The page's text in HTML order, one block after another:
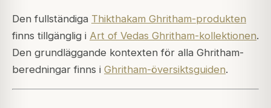
Den fullständiga Thikthakam Ghritham-produkten
finns tillgänglig i Art of Vedas Ghritham-kollektionen.
Den grundläggande kontexten för alla Ghritham-
beredningar finns i Ghritham-översiktsguiden.